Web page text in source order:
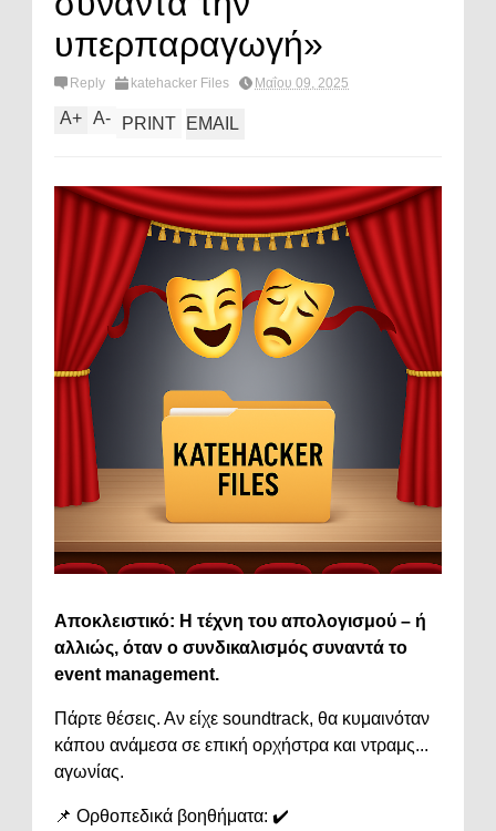
υπερπαραγωγή»
Reply katehacker Files Μαΐου 09, 2025
A+ A- PRINT EMAIL
Αποκλειστικό: Η τέχνη του απολογισμού – ή
αλλιώς, όταν ο συνδικαλισμός συναντά το
event management.
Πάρτε θέσεις. Αν είχε soundtrack, θα κυμαινόταν
κάπου ανάμεσα σε επική ορχήστρα και ντραμς...
αγωνίας.
📌 Ορθοπεδικά βοηθήματα: ✔️